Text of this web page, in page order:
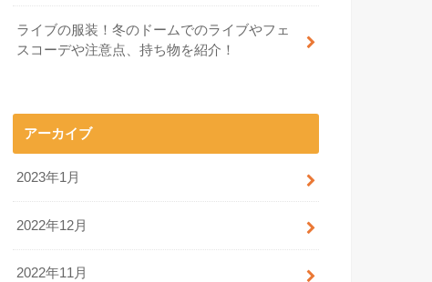
ライブの服装！冬のドームでのライブやフェ
スコーデや注意点、持ち物を紹介！
アーカイブ
2023年1月
2022年12月
2022年11月